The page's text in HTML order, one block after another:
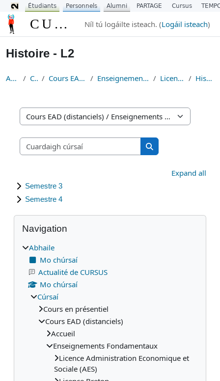
Scipeáil go príomh inneachar
CURSUS Níl tú logáilte isteach. (Logáil isteach)
Histoire - L2
Abhaile Cúrsaí Cours EAD (distanciels) Enseignements Fondamentaux Licence Histoire Histoire - L2
Catagóirí cúrsa
Cuardaigh cúrsaí
Cuardaigh cúrsaí
Expand all
Semestre 3
Semestre 4
Blocks
Scipeáil Navigation
Navigation
Abhaile
Mo chúrsaí
Actualité de CURSUS
Mo chúrsaí
Cúrsaí
Cours en présentiel
Cours EAD (distanciels)
Accueil
Enseignements Fondamentaux
Licence Administration Economique et
Sociale (AES)
Étudiants Personnels Alumni PARTAGE Cursus